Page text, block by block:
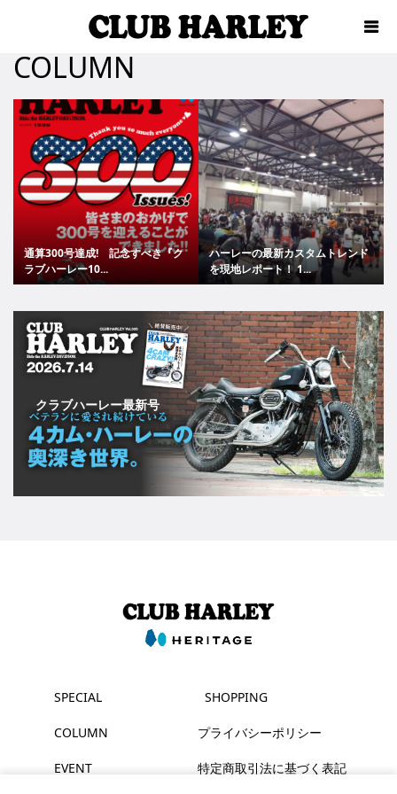
COLUMN
通算300号達成! 記念すべき『ク
ラブハーレー10...
ハーレーの最新カスタムトレンド
を現地レポート！ 1...
クラブハーレー最新号
SPECIAL
COLUMN
EVENT
SHOPPING
プライバシーポリシー
特定商取引法に基づく表記